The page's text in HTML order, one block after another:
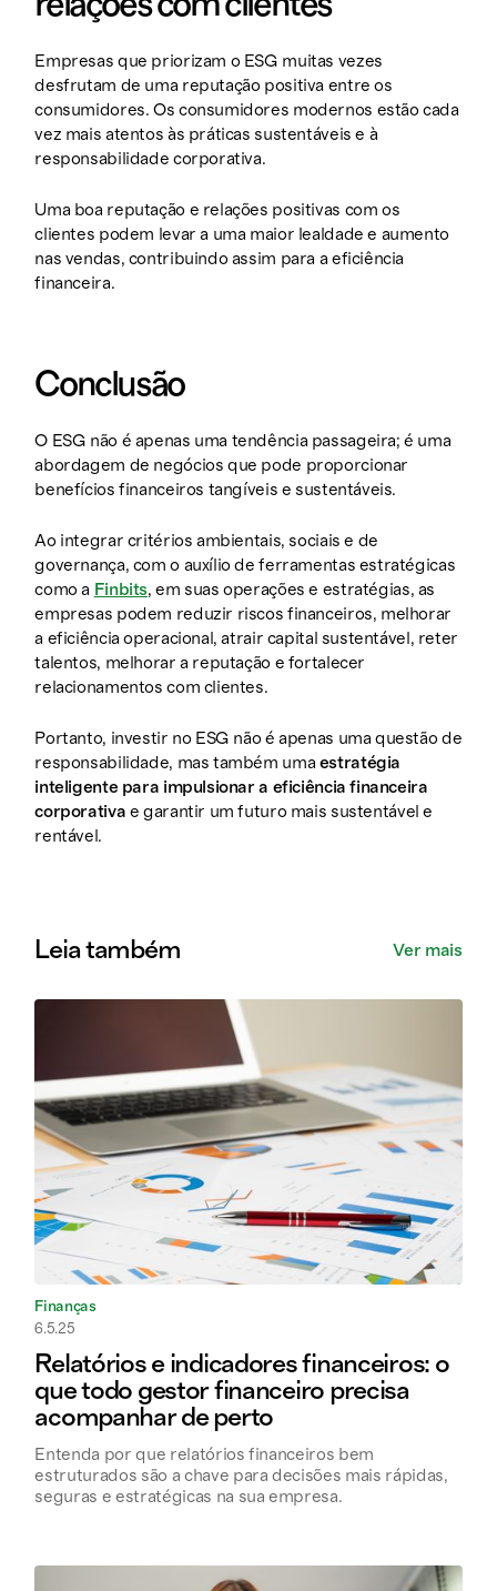
Empresas que priorizam o ESG muitas vezes
desfrutam de uma reputação positiva entre os
consumidores. Os consumidores modernos estão cada
vez mais atentos às práticas sustentáveis e à
responsabilidade corporativa.
Uma boa reputação e relações positivas com os
clientes podem levar a uma maior lealdade e aumento
nas vendas, contribuindo assim para a eficiência
financeira.
Conclusão
O ESG não é apenas uma tendência passageira; é uma
abordagem de negócios que pode proporcionar
benefícios financeiros tangíveis e sustentáveis.
Ao integrar critérios ambientais, sociais e de
governança, com o auxílio de ferramentas estratégicas
como a Finbits, em suas operações e estratégias, as
empresas podem reduzir riscos financeiros, melhorar
a eficiência operacional, atrair capital sustentável, reter
talentos, melhorar a reputação e fortalecer
relacionamentos com clientes.
Portanto, investir no ESG não é apenas uma questão de
responsabilidade, mas também uma estratégia
inteligente para impulsionar a eficiência financeira
corporativa e garantir um futuro mais sustentável e
rentável.
Leia também Ver mais
Finanças
6.5.25
Relatórios e indicadores financeiros: o
que todo gestor financeiro precisa
acompanhar de perto
Entenda por que relatórios financeiros bem
estruturados são a chave para decisões mais rápidas,
seguras e estratégicas na sua empresa.